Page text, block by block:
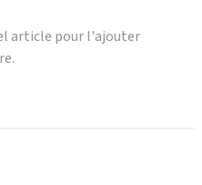
article pour l'ajouter